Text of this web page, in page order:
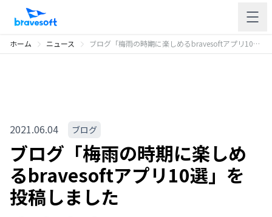
ホーム ニュース ブログ「梅雨の時期に楽しめるbravesoftアプリ10選」を投稿しました
2021.06.04 ブログ
ブログ「梅雨の時期に楽しめ
るbravesoftアプリ10選」を
投稿しました